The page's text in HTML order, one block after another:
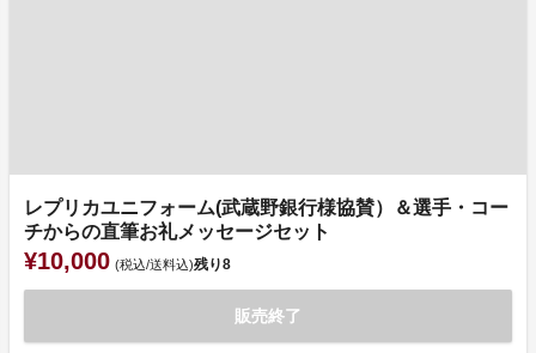
レプリカユニフォーム(武蔵野銀行様協賛）＆選手・コー
チからの直筆お礼メッセージセット
¥10,000 (税込/送料込)残り8
販売終了